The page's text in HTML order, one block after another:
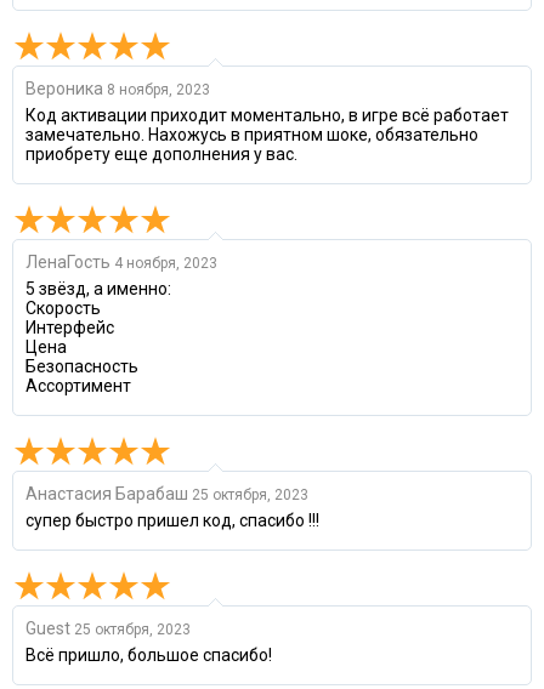
Вероника 8 ноября, 2023
Код активации приходит моментально, в игре всё работает
замечательно. Нахожусь в приятном шоке, обязательно
приобрету еще дополнения у вас.
ЛенаГость 4 ноября, 2023
5 звёзд, а именно:
Скорость
Интерфейс
Цена
Безопасность
Ассортимент
Анастасия Барабаш 25 октября, 2023
супер быстро пришел код, спасибо !!!
Guest 25 октября, 2023
Всё пришло, большое спасибо!